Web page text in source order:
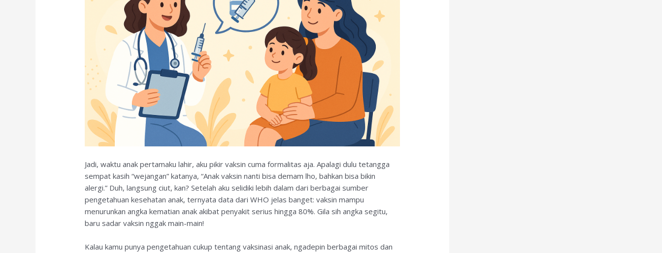
Jadi, waktu anak pertamaku lahir, aku pikir vaksin cuma formalitas aja. Apalagi dulu tetangga
sempat kasih “wejangan” katanya, “Anak vaksin nanti bisa demam lho, bahkan bisa bikin
alergi.” Duh, langsung ciut, kan? Setelah aku selidiki lebih dalam dari berbagai sumber
pengetahuan kesehatan anak, ternyata data dari WHO jelas banget: vaksin mampu
menurunkan angka kematian anak akibat penyakit serius hingga 80%. Gila sih angka segitu,
baru sadar vaksin nggak main-main!
Kalau kamu punya pengetahuan cukup tentang vaksinasi anak, ngadepin berbagai mitos dan